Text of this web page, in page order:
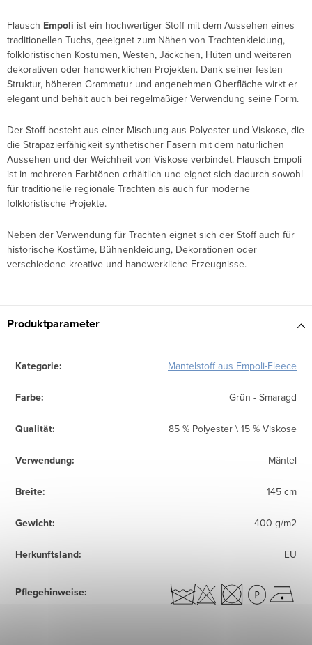
Flausch Empoli ist ein hochwertiger Stoff mit dem Aussehen eines
traditionellen Tuchs, geeignet zum Nähen von Trachtenkleidung,
folkloristischen Kostümen, Westen, Jäckchen, Hüten und weiteren
dekorativen oder handwerklichen Projekten. Dank seiner festen
Struktur, höheren Grammatur und angenehmen Oberfläche wirkt er
elegant und behält auch bei regelmäßiger Verwendung seine Form.
Der Stoff besteht aus einer Mischung aus Polyester und Viskose, die
die Strapazierfähigkeit synthetischer Fasern mit dem natürlichen
Aussehen und der Weichheit von Viskose verbindet. Flausch Empoli
ist in mehreren Farbtönen erhältlich und eignet sich dadurch sowohl
für traditionelle regionale Trachten als auch für moderne
folkloristische Projekte.
Neben der Verwendung für Trachten eignet sich der Stoff auch für
historische Kostüme, Bühnenkleidung, Dekorationen oder
verschiedene kreative und handwerkliche Erzeugnisse.
Produktparameter
Kategorie: Mantelstoff aus Empoli-Fleece
Farbe: Grün - Smaragd
Qualität: 85 % Polyester \ 15 % Viskose
Verwendung: Mäntel
Breite: 145 cm
Gewicht: 400 g/m2
Herkunftsland: EU
Pflegehinweise: